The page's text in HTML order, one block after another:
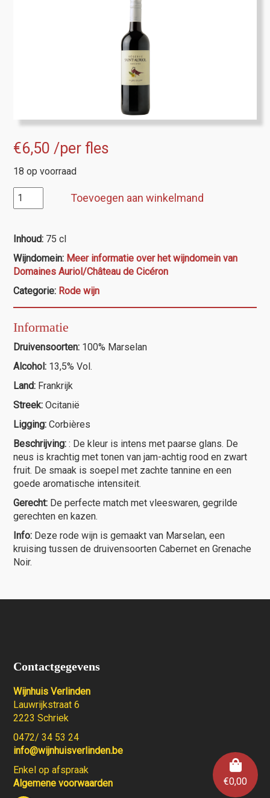
€0,00
€6,50 /per fles
18 op voorraad
IGP
d'Oc,
Auriol
Réserve
rouge
aantal
Toevoegen aan winkelmand
Inhoud: 75 cl
Wijndomein: Meer informatie over het wijndomein van
Domaines Auriol/Château de Cicéron
Categorie: Rode wijn
Informatie
Druivensoorten: 100% Marselan
Alcohol: 13,5% Vol.
Land: Frankrijk
Streek: Ocitanië
Ligging: Corbières
Beschrijving: : De kleur is intens met paarse glans. De
neus is krachtig met tonen van jam-achtig rood en zwart
fruit. De smaak is soepel met zachte tannine en een
goede aromatische intensiteit.
Gerecht: De perfecte match met vleeswaren, gegrilde
gerechten en kazen.
Info: Deze rode wijn is gemaakt van Marselan, een
kruising tussen de druivensoorten Cabernet en Grenache
Noir.
Contactgegevens
Wijnhuis Verlinden
Lauwrijkstraat 6
2223 Schriek
0472/ 34 53 24
info@wijnhuisverlinden.be
Enkel op afspraak
Algemene voorwaarden